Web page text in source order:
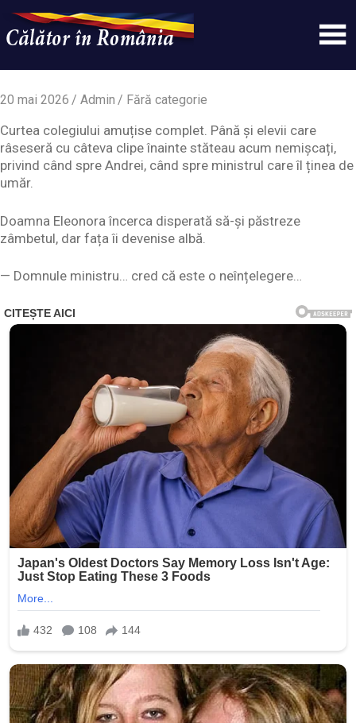
content
Calatorinromania
simplu
WordPress
20 mai 2026 Admin Fără categorie
Curtea colegiului amuțise complet. Până și elevii care
râseseră cu câteva clipe înainte stăteau acum nemișcați,
privind când spre Andrei, când spre ministrul care îl ținea de
umăr.
Doamna Eleonora încerca disperată să-și păstreze
zâmbetul, dar fața îi devenise albă.
— Domnule ministru… cred că este o neînțelegere…